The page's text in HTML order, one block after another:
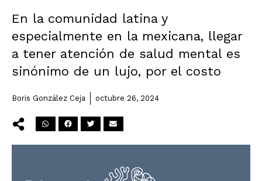
En la comunidad latina y
especialmente en la mexicana, llegar
a tener atención de salud mental es
sinónimo de un lujo, por el costo
Boris González Ceja octubre 26, 2024